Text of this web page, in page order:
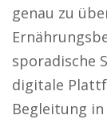
genau zu
sporadische
digitale
Begleitung